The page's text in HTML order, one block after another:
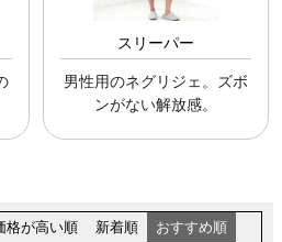
スリーパー
男性用のネグリジェ。ズボ
ンがない解放感。
格が高い順 新着順
おすすめ順